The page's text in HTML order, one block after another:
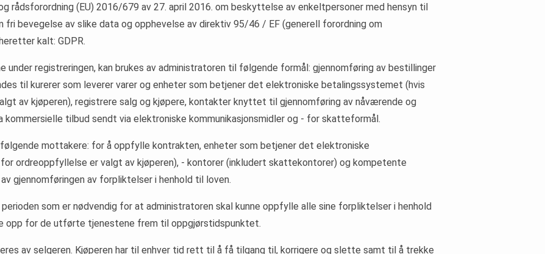
rådsforordning (EU) 2016/679 av 27. april 2016. om beskyttelse av enkeltpersoner med hensyn til
fri bevegelse av slike data og opphevelse av direktiv 95/46 / EF (generell forordning om
kalt: GDPR.
under registreringen, kan brukes av administratoren til følgende formål: gjennomføring av bestillinger
til kurerer som leverer varer og enheter som betjener det elektroniske betalingssystemet (hvis
av kjøperen), registrere salg og kjøpere, kontakter knyttet til gjennomføring av nåværende og
tilbud sendt via elektroniske kommunikasjonsmidler og - for skatteformål.
mottakere: for å oppfylle kontrakten, enheter som betjener det elektroniske
ordreoppfyllelse er valgt av kjøperen), - kontorer (inkludert skattekontorer) og kompetente
gjennomføringen av forpliktelser i henhold til loven.
som er nødvendig for at administratoren skal kunne oppfylle alle sine forpliktelser i henhold
opp for de utførte tjenestene frem til oppgjørstidspunktet.
av selgeren. Kjøperen har til enhver tid rett til å få tilgang til, korrigere og slette samt til å trekke